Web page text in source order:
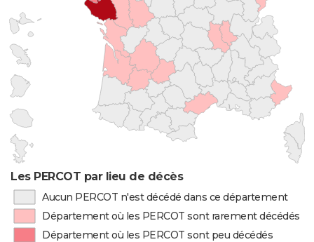
Les PERCOT par lieu de décès
Aucun PERCOT n'est décédé dans ce département
Département où les PERCOT sont rarement décédés
Département où les PERCOT sont peu décédés